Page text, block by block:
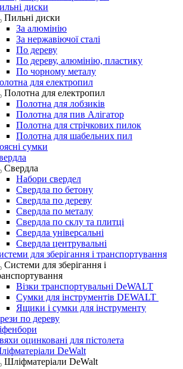
диски
Пильні диски
За алюмінію
За нержавіючої сталі
По дереву
По дереву, алюмінію, пластику
По чорному металу
для електропил
Полотна для електропил
Полотна для лобзиків
Полотна для пив Алігатор
Полотна для стрічкових пилок
Полотна для шабельних пил
сумки
Свердла
Набори свердел
Свердла по бетону
Свердла по дереву
Свердла по металу
Свердла по склу та плитці
Свердла універсальні
Свердла центрувальні
для зберігання і транспортування
Системи для зберігання і
Візки транспортувальні DeWALT
Сумки для інструментів DEWALT
Ящики і сумки для інструменту
по дереву
оцинковані для пістолета
DeWalt
Шліфматеріали DeWalt